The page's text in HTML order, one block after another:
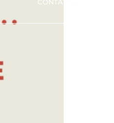
CONTATTACI